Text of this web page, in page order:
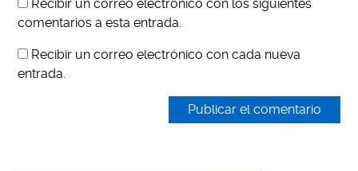
Recibir un correo electrónico con los siguientes
comentarios a esta entrada.
Recibir un correo electrónico con cada nueva
entrada.